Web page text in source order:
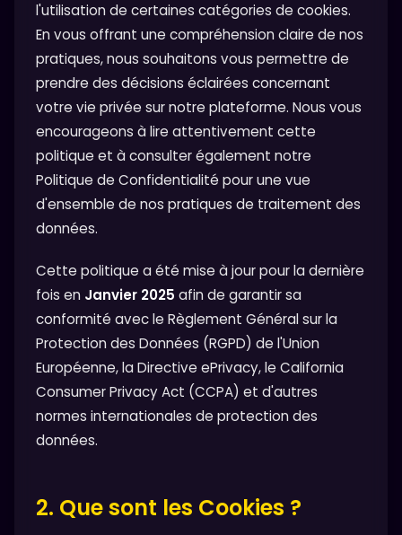
l'utilisation de certaines catégories de cookies.
En vous offrant une compréhension claire de nos
pratiques, nous souhaitons vous permettre de
prendre des décisions éclairées concernant
votre vie privée sur notre plateforme. Nous vous
encourageons à lire attentivement cette
politique et à consulter également notre
Politique de Confidentialité pour une vue
d'ensemble de nos pratiques de traitement des
données.
Cette politique a été mise à jour pour la dernière
fois en Janvier 2025 afin de garantir sa
conformité avec le Règlement Général sur la
Protection des Données (RGPD) de l'Union
Européenne, la Directive ePrivacy, le California
Consumer Privacy Act (CCPA) et d'autres
normes internationales de protection des
données.
2. Que sont les Cookies ?